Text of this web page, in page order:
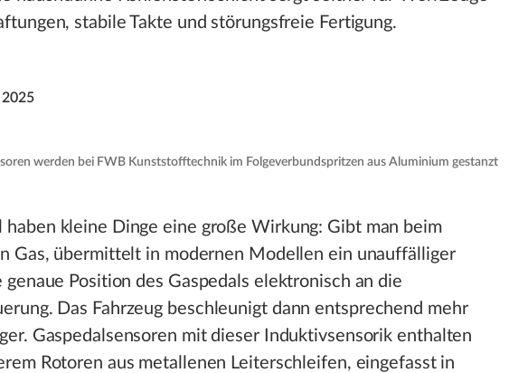
stabile Takte und störungsfreie Fertigung.
werden bei FWB Kunststofftechnik im Folgeverbundspritzen aus Aluminium gestanzt
haben kleine Dinge eine große Wirkung: Gibt man beim
Gas, übermittelt in modernen Modellen ein unauffälliger
genaue Position des Gaspedals elektronisch an die
Das Fahrzeug beschleunigt dann entsprechend mehr
Gaspedalsensoren mit dieser Induktivsensorik enthalten
Rotoren aus metallenen Leiterschleifen, eingefasst in